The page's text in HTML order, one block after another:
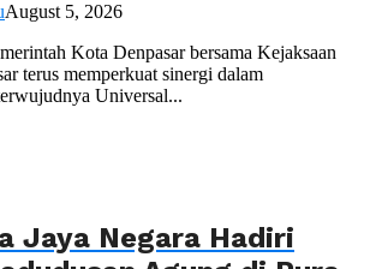
August 5, 2026
Kota Denpasar bersama Kejaksaan
terus memperkuat sinergi dalam
Universal...
Jaya Negara Hadiri